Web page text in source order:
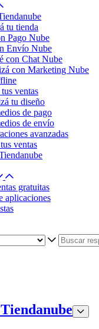
tu tienda
Pago Nube
Envío Nube
con Chat Nube
con Marketing Nube
ventas
tu diseño
de pago
de envío
avanzadas
ventas
gratuitas
aplicaciones